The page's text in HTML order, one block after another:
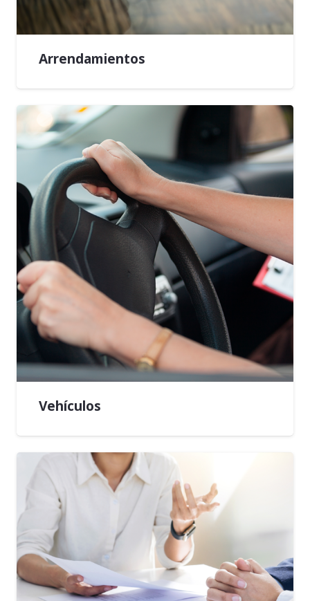
Arrendamientos
Vehículos